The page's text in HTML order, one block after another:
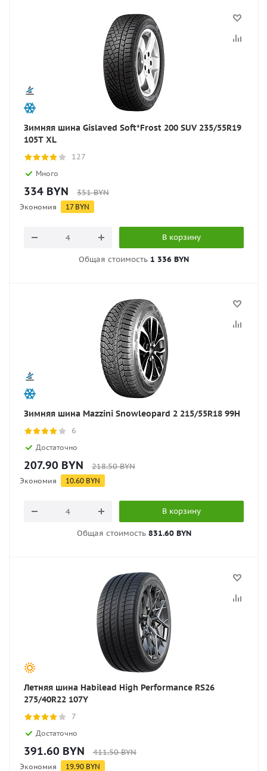
Зимняя шина Gislaved Soft*Frost 200 SUV 235/55R19
105T XL
127
Много
334 BYN 351BYN
Экономия 17BYN
В корзину
Общая стоимость 1 336 BYN
Зимняя шина Mazzini Snowleopard 2 215/55R18 99H
6
Достаточно
207.90 BYN 218.50BYN
Экономия 10.60 BYN
В корзину
Общая стоимость 831.60 BYN
Летняя шина Habilead High Performance RS26
275/40R22 107Y
7
Достаточно
391.60 BYN 411.50BYN
Экономия 19.90 BYN